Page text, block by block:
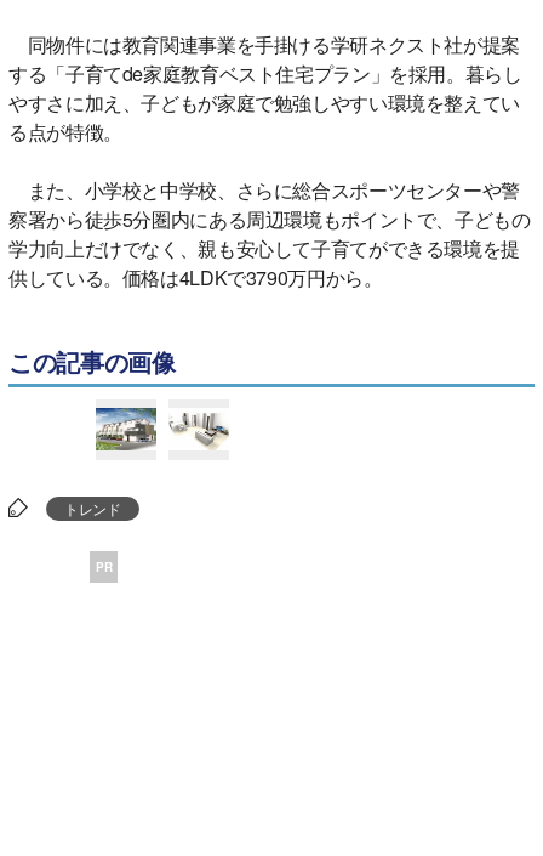
同物件には教育関連事業を手掛ける学研ネクスト社が提案
する「子育てde家庭教育ベスト住宅プラン」を採用。暮らし
やすさに加え、子どもが家庭で勉強しやすい環境を整えてい
る点が特徴。
また、小学校と中学校、さらに総合スポーツセンターや警
察署から徒歩5分圏内にある周辺環境もポイントで、子どもの
学力向上だけでなく、親も安心して子育てができる環境を提
供している。価格は4LDKで3790万円から。
この記事の画像
トレンド
PR